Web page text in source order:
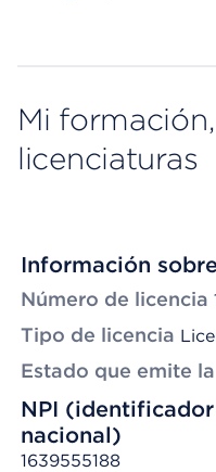
Mi
licenciaturas
Información
Número de licencia
Tipo de licencia
Estado que emite
NPI
nacional)
1639555188